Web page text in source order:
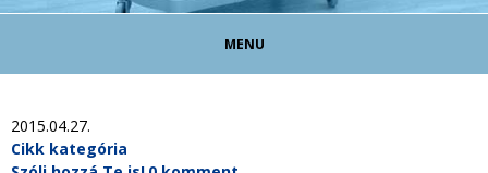
MENU
2015.04.27.
Cikk kategória